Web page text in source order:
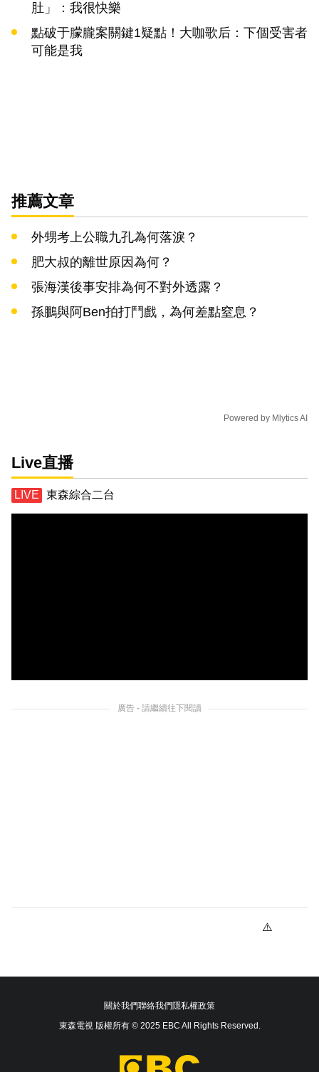
肚」：我很快樂
點破于朦朧案關鍵1疑點！大咖歌后：下個受害者
可能是我
推薦文章
外甥考上公職九孔為何落淚？
肥大叔的離世原因為何？
張海漢後事安排為何不對外透露？
孫鵬與阿Ben拍打鬥戲，為何差點窒息？
Powered by Mlytics AI
Live直播
東森綜合二台
廣告 - 請繼續往下閱讀
關於我們聯絡我們隱私權政策
東森電視 版權所有 © 2025 EBC All Rights Reserved.